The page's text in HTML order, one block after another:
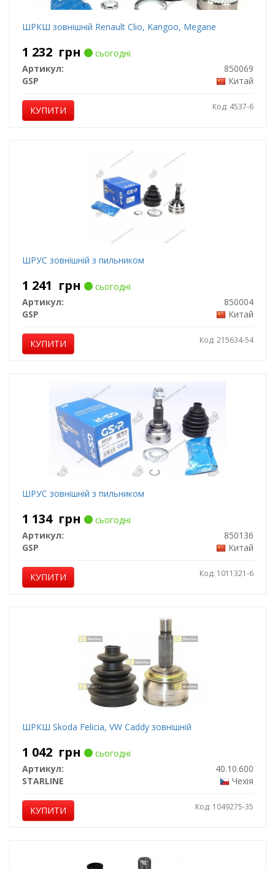
ШРКШ зовнішній Renault Clio, Kangoo, Megane
1 232 грн
сьогодні
Артикул:
850069
GSP
Китай
КУПИТИ Код: 4537-6
ШРУС зовнішній з пильником
1 241 грн
сьогодні
Артикул:
850004
GSP
Китай
КУПИТИ Код: 215634-54
ШРУС зовнішній з пильником
1 134 грн
сьогодні
Артикул:
850136
GSP
Китай
КУПИТИ Код: 1011321-6
ШРКШ Skoda Felicia, VW Caddy зовнішній
1 042 грн
сьогодні
Артикул:
40.10.600
STARLINE
Чехія
КУПИТИ Код: 1049275-35